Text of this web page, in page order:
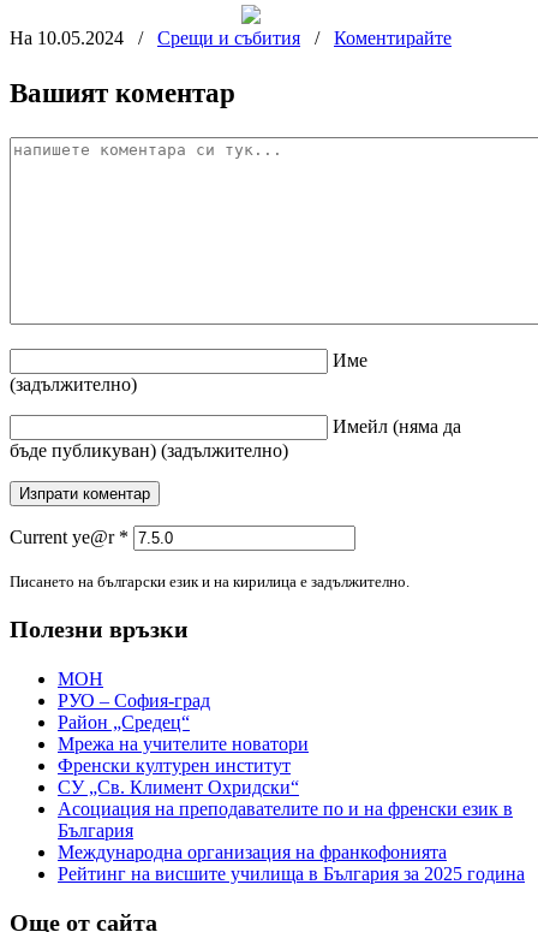
На 10.05.2024 / Срещи и събития / Коментирайте
Вашият коментар
Име
(задължително)
Имейл (няма да
бъде публикуван) (задължително)
Current ye@r *
Писането на български език и на кирилица е задължително.
Полезни връзки
МОН
РУО – София-град
Район „Средец“
Мрежа на учителите новатори
Френски културен институт
СУ „Св. Климент Охридски“
Асоциация на преподавателите по и на френски език в
България
Международна организация на франкофонията
Рейтинг на висшите училища в България за 2025 година
Още от сайта